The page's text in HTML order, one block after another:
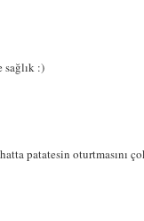
sağlık :)
patatesin oturtmasını